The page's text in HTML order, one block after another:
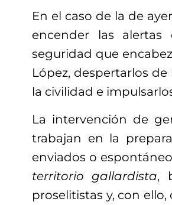
En el caso de la de
encender las
seguridad que
López, despertarlos
la civilidad e
La intervención de
trabajan en la
enviados o
territorio gallardista,
proselitistas y, con